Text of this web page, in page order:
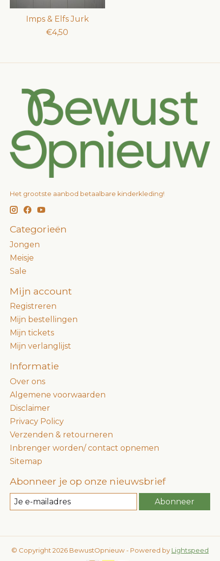
Imps & Elfs Jurk
€4,50
Het grootste aanbod betaalbare kinderkleding!
Categorieën
Jongen
Meisje
Sale
Mijn account
Registreren
Mijn bestellingen
Mijn tickets
Mijn verlanglijst
Informatie
Over ons
Algemene voorwaarden
Disclaimer
Privacy Policy
Verzenden & retourneren
Inbrenger worden/ contact opnemen
Sitemap
Abonneer je op onze nieuwsbrief
Abonneer
© Copyright 2026 BewustOpnieuw - Powered by Lightspeed